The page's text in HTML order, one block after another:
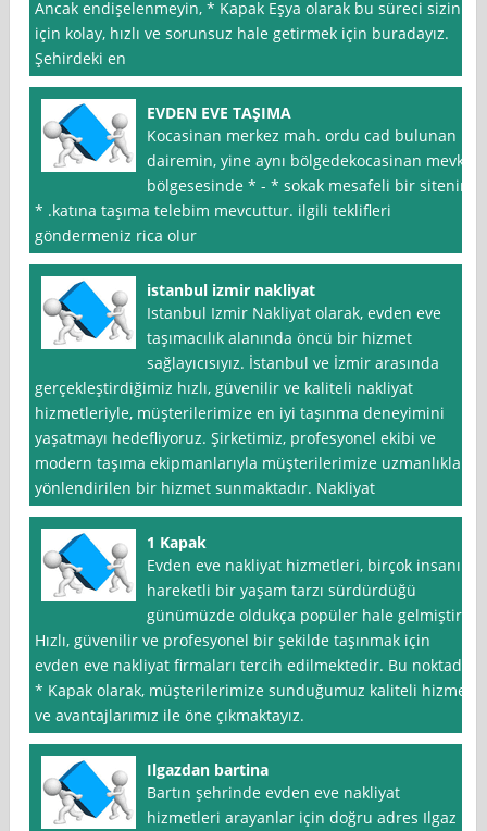
Ancak endişelenmeyin, * Kapak Eşya olarak bu süreci sizin
için kolay, hızlı ve sorunsuz hale getirmek için buradayız.
Şehirdeki en
EVDEN EVE TAŞIMA
Kocasinan merkez mah. ordu cad bulunan
dairemin, yine aynı bölgedekocasinan mevki
bölgesesinde * - * sokak mesafeli bir sitenin
* .katına taşıma telebim mevcuttur. ilgili teklifleri
göndermeniz rica olur
istanbul izmir nakliyat
Istanbul Izmir Nakliyat olarak, evden eve
taşımacılık alanında öncü bir hizmet
sağlayıcısıyız. İstanbul ve İzmir arasında
gerçekleştirdiğimiz hızlı, güvenilir ve kaliteli nakliyat
hizmetleriyle, müşterilerimize en iyi taşınma deneyimini
yaşatmayı hedefliyoruz. Şirketimiz, profesyonel ekibi ve
modern taşıma ekipmanlarıyla müşterilerimize uzmanlıkla
yönlendirilen bir hizmet sunmaktadır. Nakliyat
1 Kapak
Evden eve nakliyat hizmetleri, birçok insanın
hareketli bir yaşam tarzı sürdürdüğü
günümüzde oldukça popüler hale gelmiştir.
Hızlı, güvenilir ve profesyonel bir şekilde taşınmak için
evden eve nakliyat firmaları tercih edilmektedir. Bu noktada
* Kapak olarak, müşterilerimize sunduğumuz kaliteli hizmet
ve avantajlarımız ile öne çıkmaktayız.
Ilgazdan bartina
Bartın şehrinde evden eve nakliyat
hizmetleri arayanlar için doğru adres Ilgaz